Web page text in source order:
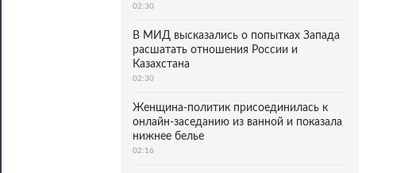
02:30
В МИД высказались о попытках Запада
расшатать отношения России и
Казахстана
02:30
Женщина-политик присоединилась к
онлайн-заседанию из ванной и показала
нижнее белье
02:16